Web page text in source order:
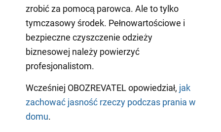
zrobić za pomocą parowca. Ale to tylko
tymczasowy środek. Pełnowartościowe i
bezpieczne czyszczenie odzieży
biznesowej należy powierzyć
profesjonalistom.
Wcześniej OBOZREVATEL opowiedział, jak
zachować jasność rzeczy podczas prania w
domu.